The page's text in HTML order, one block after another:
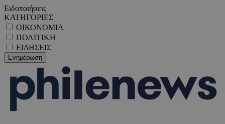
Ειδοποιήσεις
ΚΑΤΗΓΟΡΙΕΣ
ΟΙΚΟΝΟΜΙΑ
ΠΟΛΙΤΙΚΗ
ΕΙΔΗΣΕΙΣ